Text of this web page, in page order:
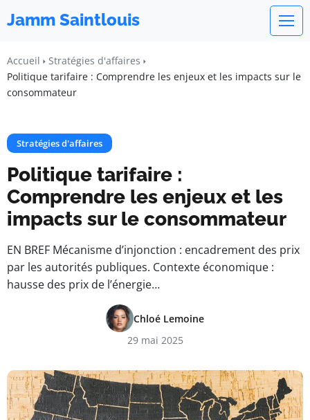
Jamm Saintlouis
Accueil
Stratégies d'affaires
Politique tarifaire : Comprendre les enjeux et les impacts sur le
consommateur
Stratégies d'affaires
Politique tarifaire :
Comprendre les enjeux et les
impacts sur le consommateur
EN BREF Mécanisme d’injonction : encadrement des prix
par les autorités publiques. Contexte économique :
hausse des prix de l’énergie…
Chloé Lemoine
29 mai 2025